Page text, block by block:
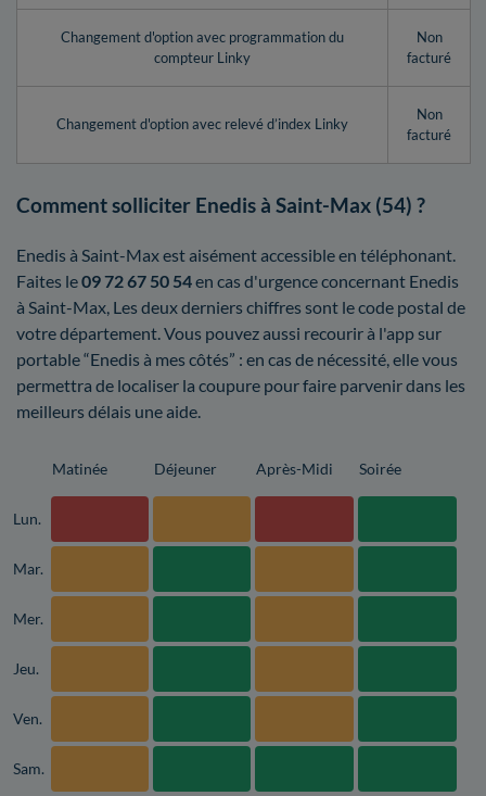
Changement d'option avec programmation du
compteur Linky
Non
facturé
Changement d'option avec relevé d’index Linky
Non
facturé
Comment solliciter Enedis à Saint-Max (54) ?
Enedis à Saint-Max est aisément accessible en téléphonant.
Faites le09 72 67 50 54en cas d'urgence concernant Enedis
à Saint-Max, Les deux derniers chiffres sont le code postal de
votre département. Vous pouvez aussi recourir à l'app sur
portable “Enedis à mes côtés” : en cas de nécessité, elle vous
permettra de localiser la coupure pour faire parvenir dans les
meilleurs délais une aide.
Matinée Déjeuner Après-Midi Soirée
Lun.
Mar.
Mer.
Jeu.
Ven.
Sam.